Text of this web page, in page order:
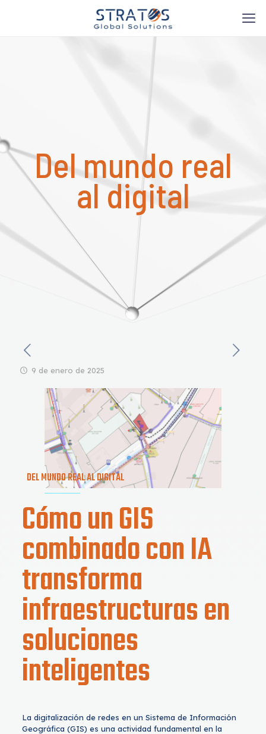
Del mundo real
al digital
9 de enero de 2025
DEL MUNDO REAL AL DIGITAL
Cómo un GIS
combinado con IA
transforma
infraestructuras en
soluciones
inteligentes
La digitalización de redes en un Sistema de Información
Geográfica (GIS) es una actividad fundamental en la